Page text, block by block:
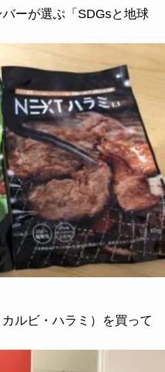
バーが選ぶ「SDGsと地球
ルビ・ハラミ）を買って